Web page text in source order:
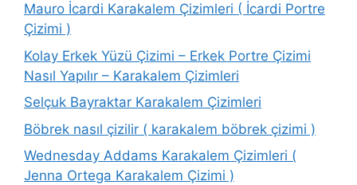
Mauro İcardi Karakalem Çizimleri ( İcardi Portre
Çizimi )
Kolay Erkek Yüzü Çizimi – Erkek Portre Çizimi
Nasıl Yapılır – Karakalem Çizimleri
Selçuk Bayraktar Karakalem Çizimleri
Böbrek nasıl çizilir ( karakalem böbrek çizimi )
Wednesday Addams Karakalem Çizimleri (
Jenna Ortega Karakalem Çizimi )